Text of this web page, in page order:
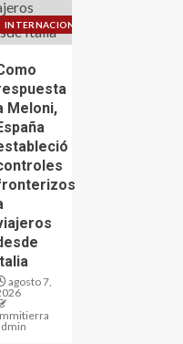
INTERNACIONALES
Meloni,
Italia
agosto 7,